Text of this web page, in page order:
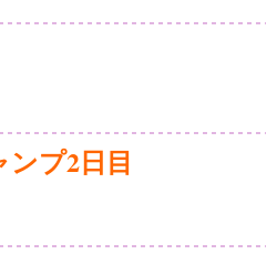
プ2日目